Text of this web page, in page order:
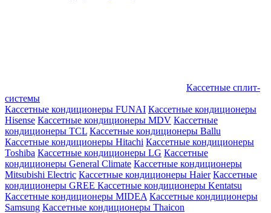
Кассетные сплит-
системы
Кассетные кондиционеры FUNAI Кассетные кондиционеры
Hisense Кассетные кондиционеры MDV Кассетные
кондиционеры TCL Кассетные кондиционеры Ballu
Кассетные кондиционеры Hitachi Кассетные кондиционеры
Toshiba Кассетные кондиционеры LG Кассетные
кондиционеры General Climate Кассетные кондиционеры
Mitsubishi Electric Кассетные кондиционеры Haier Кассетные
кондиционеры GREE Кассетные кондиционеры Kentatsu
Кассетные кондиционеры MIDEA Кассетные кондиционеры
Samsung Кассетные кондиционеры Thaicon